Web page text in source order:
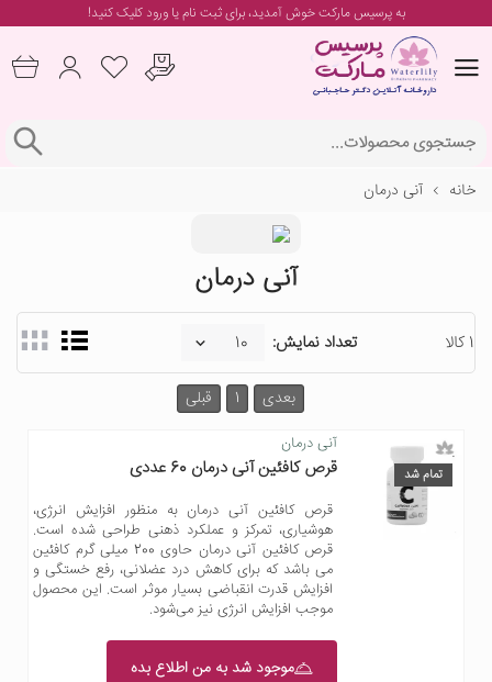
به پرسیس مارکت خوش آمدید، برایثبت نام یا ورودکلیک کنید!
خانه آنی درمان
آنی درمان
1 کالا تعداد نمایش:
قبلی 1 بعدی
تمام شد
آنی درمان
قرص کافئین آنی درمان 60 عددی
قرص کافئین آنی درمان به منظور افزایش انرژی،
هوشیاری، تمرکز و عملکرد ذهنی طراحی شده است.
قرص کافئین آنی درمان حاوی 200 میلی گرم کافئین
می باشد که برای کاهش درد عضلانی، رفع خستگی و
افزایش قدرت انقباضی بسیار موثر است. این محصول
موجب افزایش انرژی نیز می‌شود.
موجود شد به من اطلاع بده